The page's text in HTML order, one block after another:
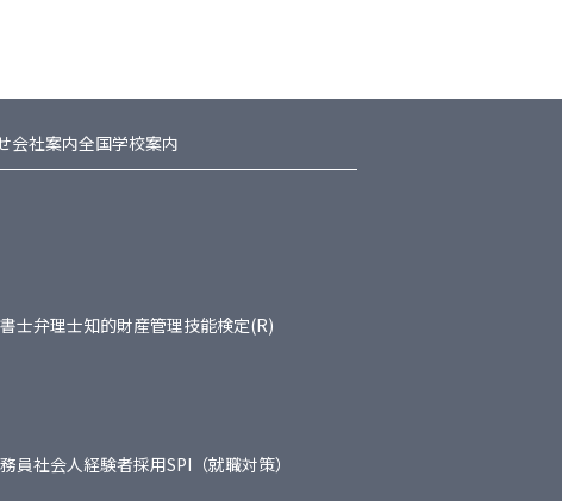
会社案内全国学校案内
士弁理士知的財産管理技能検定(R)
員社会人経験者採用SPI（就職対策）